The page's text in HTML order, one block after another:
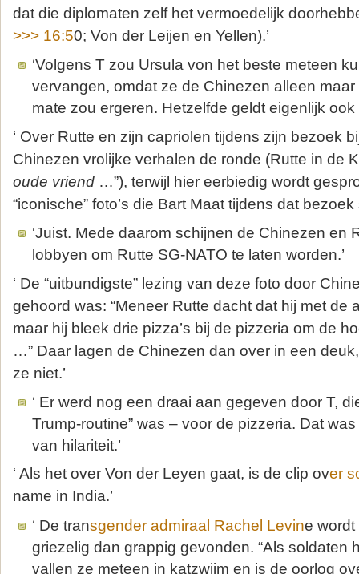
dat die diplomaten zelf het vermoedelijk
>>> 16:50; Von der Leijen en Yellen).’
‘Volgens T zou Ursula von het beste meteen
vervangen, omdat ze de Chinezen alleen
mate zou ergeren. Hetzelfde geldt eigenlijk ook
‘ Over Rutte en zijn capriolen tijdens zijn bezoek
Chinezen vrolijke verhalen de ronde (Rutte in de
oude vriend …”), terwijl hier eerbiedig wordt
“iconische” foto’s die Bart Maat tijdens dat bezoek
‘Juist. Mede daarom schijnen de Chinezen en
lobbyen om Rutte SG-NATO te laten worden.’
‘ De “uitbundigste” lezing van deze foto door
gehoord was: “Meneer Rutte dacht dat hij met de
maar hij bleek drie pizza’s bij de pizzeria om de
…” Daar lagen de Chinezen dan over in een
ze niet.’
‘ Er werd nog een draai aan gegeven door T,
Trump-routine” was – voor de pizzeria. Dat
van hilariteit.’
‘ Als het over Von der Leyen gaat, is de clip over
name in India.’
‘ De transgender admiraal Rachel Levine
griezelig dan grappig gevonden. “Als soldaten
vallen ze meteen in katzwijm en is de oorlog